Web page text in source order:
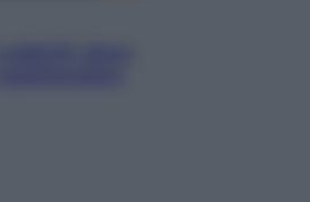
dove